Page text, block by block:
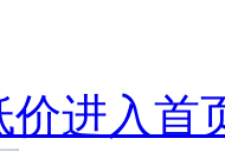
价进入首